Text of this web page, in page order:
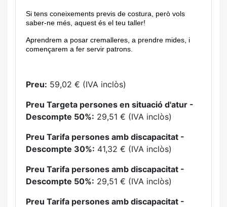
Si tens coneixements previs de costura, però vols
saber-ne més, aquest és el teu taller!
Aprendrem a posar cremalleres, a prendre mides, i
començarem a fer servir patrons.
Preu: 59,02 € (IVA inclòs)
Preu Targeta persones en situació d'atur -
Descompte 50%: 29,51 € (IVA inclòs)
Preu Tarifa persones amb discapacitat -
Descompte 30%: 41,32 € (IVA inclòs)
Preu Tarifa persones amb discapacitat -
Descompte 50%: 29,51 € (IVA inclòs)
Preu Tarifa persones amb discapacitat -